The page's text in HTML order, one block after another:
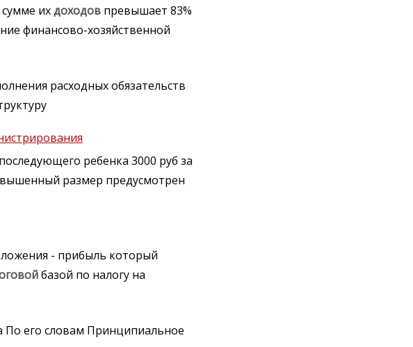
ихдоходов превышает 83%
финансово-хозяйственной
расходных обязательств
ребенка 3000 руб за
размер предусмотрен
- прибыль который
базой по налогу на
По его словам Принципиальное